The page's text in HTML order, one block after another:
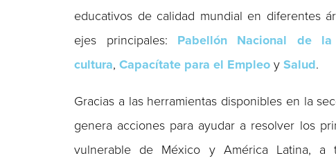
educativos de calidad mundial en diferentes
ejes principales: Pabellón Nacional de la
cultura,Capacítate para el Empleo ySalud.
Gracias a las herramientas disponibles en la
genera acciones para ayudar a resolver los
vulnerable de México y América Latina, a